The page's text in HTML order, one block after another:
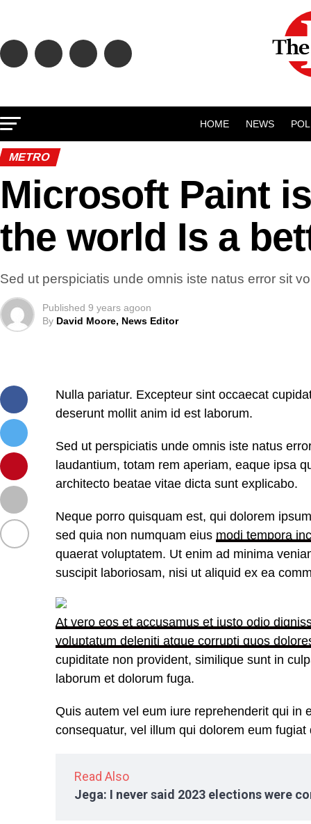
HOME NEWS
METRO
Microsoft Paint
the world Is a
Sed ut perspiciatis unde omnis iste natus error sit
Published 9 years agoon
By David Moore, News Editor
Nulla pariatur. Excepteur sint occaecat
deserunt mollit anim id est laborum.
Sed ut perspiciatis unde omnis iste natus
laudantium, totam rem aperiam, eaque ipsa
architecto beatae vitae dicta sunt explicabo.
Neque porro quisquam est, qui dolorem
sed quia non numquam eius modi tempora
quaerat voluptatem. Ut enim ad minima
suscipit laboriosam, nisi ut aliquid ex ea
At vero eos et accusamus et iusto odio
voluptatum deleniti atque corrupti quos
cupiditate non provident, similique sunt in
laborum et dolorum fuga.
Quis autem vel eum iure reprehenderit qui in
consequatur, vel illum qui dolorem eum
Read Also
Jega: I never said 2023 elections were